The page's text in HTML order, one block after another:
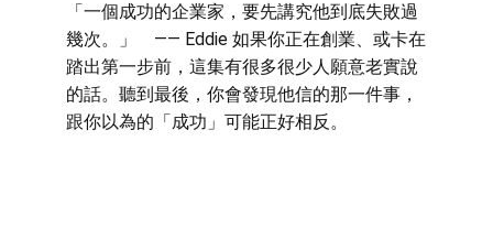
「一個成功的企業家，要先講究他到底失敗過
幾次。」　—— Eddie 如果你正在創業、或卡在
踏出第一步前，這集有很多很少人願意老實說
的話。聽到最後，你會發現他信的那一件事，
跟你以為的「成功」可能正好相反。